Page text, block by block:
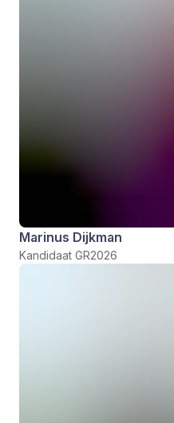
Marinus Dijkman
Kandidaat GR2026